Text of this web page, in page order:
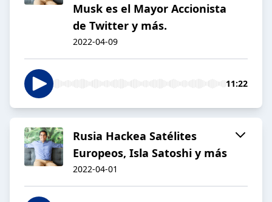
Musk es el Mayor Accionista
de Twitter y más.
2022-04-09
11:22
Rusia Hackea Satélites
Europeos, Isla Satoshi y más
2022-04-01